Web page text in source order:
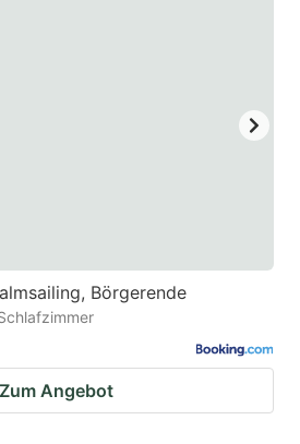
Börgerende
Zum Angebot